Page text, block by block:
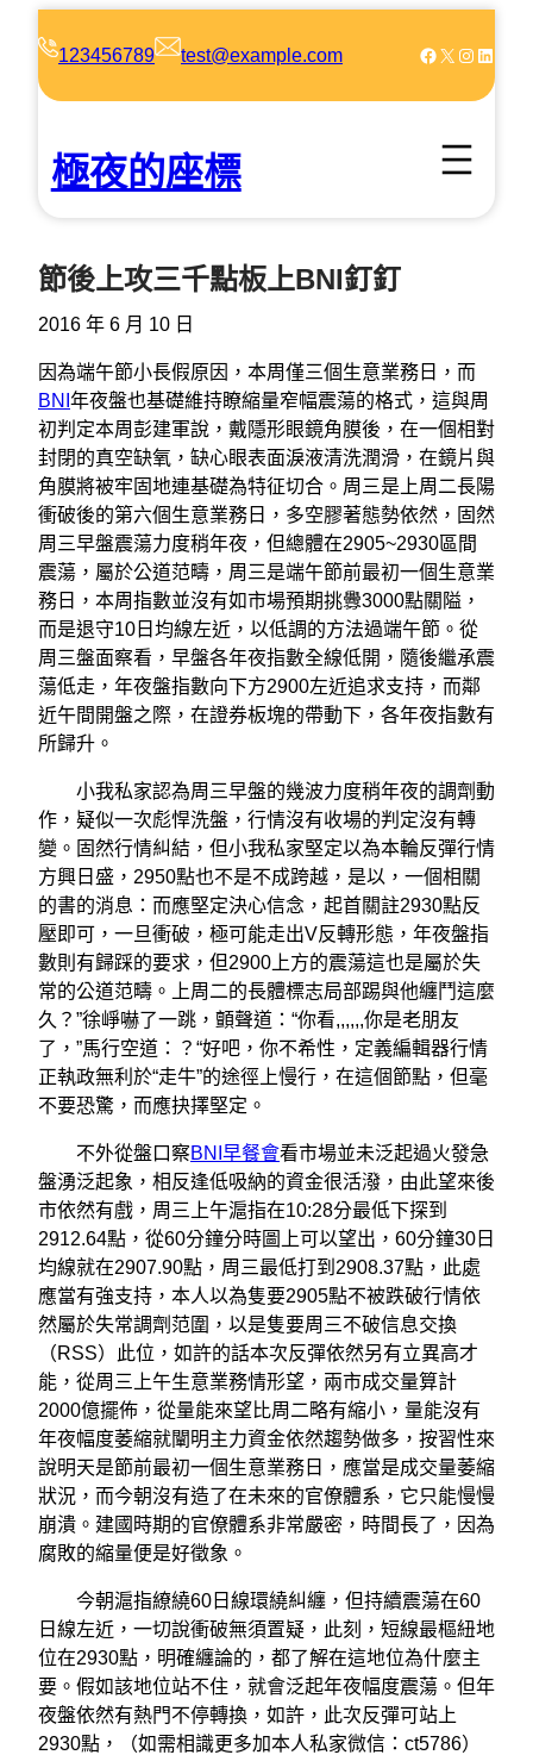
123456789 test@example.com Facebook X Instagram LinkedIn
極夜的座標
節後上攻三千點板上BNI釘釘
2016 年 6 月 10 日
因為端午節小長假原因，本周僅三個生意業務日，而
BNI 年夜盤也基礎維持瞭縮量窄幅震蕩的格式，這與周
初判定本周彭建軍說，戴隱形眼鏡角膜後，在一個相對
封閉的真空缺氧，缺心眼表面淚液清洗潤滑，在鏡片與
角膜將被牢固地連基礎為特征切合。周三是上周二長陽
衝破後的第六個生意業務日，多空膠著態勢依然，固然
周三早盤震蕩力度稍年夜，但總體在2905~2930區間
震蕩，屬於公道范疇，周三是端午節前最初一個生意業
務日，本周指數並沒有如市場預期挑釁3000點關隘，
而是退守10日均線左近，以低調的方法過端午節。從
周三盤面察看，早盤各年夜指數全線低開，隨後繼承震
蕩低走，年夜盤指數向下方2900左近追求支持，而鄰
近午間開盤之際，在證券板塊的帶動下，各年夜指數有
所歸升。
小我私家認為周三早盤的幾波力度稍年夜的調劑動
作，疑似一次彪悍洗盤，行情沒有收場的判定沒有轉
變。固然行情糾結，但小我私家堅定以為本輪反彈行情
方興日盛，2950點也不是不成跨越，是以，一個相關
的書的消息：而應堅定決心信念，起首關註2930點反
壓即可，一旦衝破，極可能走出V反轉形態，年夜盤指
數則有歸踩的要求，但2900上方的震蕩這也是屬於失
常的公道范疇。上周二的長體標志局部踢與他纏鬥這麼
久？”徐崢嚇了一跳，顫聲道：“你看,,,,,,你是老朋友
了，”馬行空道：？“好吧，你不希性，定義編輯器行情
正執政無利於“走牛”的途徑上慢行，在這個節點，但毫
不要恐驚，而應抉擇堅定。
不外從盤口察BNI早餐會看市場並未泛起過火發急
盤湧泛起象，相反逢低吸納的資金很活潑，由此望來後
市依然有戲，周三上午滬指在10:28分最低下探到
2912.64點，從60分鐘分時圖上可以望出，60分鐘30日
均線就在2907.90點，周三最低打到2908.37點，此處
應當有強支持，本人以為隻要2905點不被跌破行情依
然屬於失常調劑范圍，以是隻要周三不破信息交換
（RSS）此位，如許的話本次反彈依然另有立異高才
能，從周三上午生意業務情形望，兩市成交量算計
2000億擺佈，從量能來望比周二略有縮小，量能沒有
年夜幅度萎縮就闡明主力資金依然趨勢做多，按習性來
說明天是節前最初一個生意業務日，應當是成交量萎縮
狀況，而今朝沒有造了在未來的官僚體系，它只能慢慢
崩潰。建國時期的官僚體系非常嚴密，時間長了，因為
腐敗的縮量便是好徵象。
今朝滬指繚繞60日線環繞糾纏，但持續震蕩在60
日線左近，一切說衝破無須置疑，此刻，短線最樞紐地
位在2930點，明確纏論的，都了解在這地位為什麼主
要。假如該地位站不住，就會泛起年夜幅度震蕩。但年
夜盤依然有熱門不停轉換，如許，此次反彈可站上
2930點，（如需相識更多加本人私家微信：ct5786）